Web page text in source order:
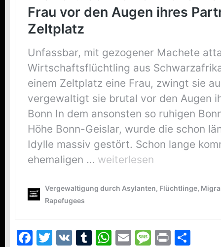
Facebook
Twitter
VK Tumblr
WhatsApp
EmailMessage
Print